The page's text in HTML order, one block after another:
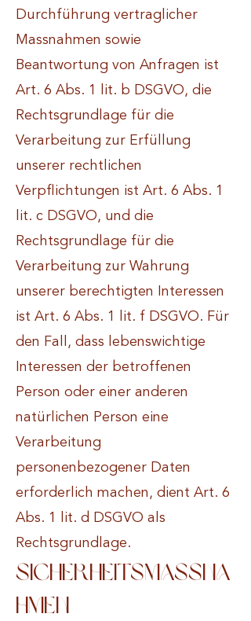
Durchführung vertraglicher
Massnahmen sowie
Beantwortung von Anfragen ist
Art. 6 Abs. 1 lit. b DSGVO, die
Rechtsgrundlage für die
Verarbeitung zur Erfüllung
unserer rechtlichen
Verpflichtungen ist Art. 6 Abs. 1
lit. c DSGVO, und die
Rechtsgrundlage für die
Verarbeitung zur Wahrung
unserer berechtigten Interessen
ist Art. 6 Abs. 1 lit. f DSGVO. Für
den Fall, dass lebenswichtige
Interessen der betroffenen
Person oder einer anderen
natürlichen Person eine
Verarbeitung
personenbezogener Daten
erforderlich machen, dient Art. 6
Abs. 1 lit. d DSGVO als
Rechtsgrundlage.
Sicherheitsmassna
hmen